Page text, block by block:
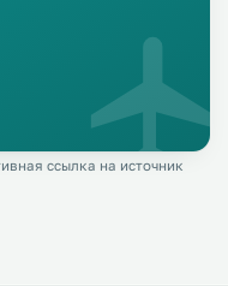
ссылка на источник